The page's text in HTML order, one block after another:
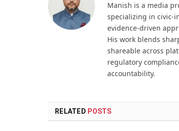
Manish is a media
specializing in civic-
evidence-driven
His work blends
shareable across
regulatory
accountability.
RELATED POSTS